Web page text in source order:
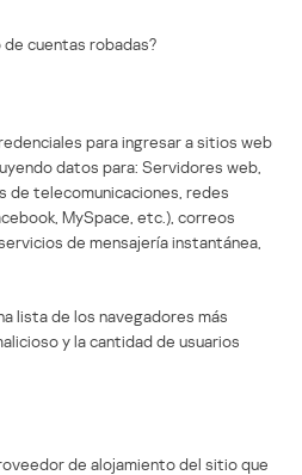
cuentas robadas?
para ingresar a sitios web
datos para: Servidores web,
de telecomunicaciones, redes
MySpace, etc.), correos
de mensajería instantánea,
lista de los navegadores más
y la cantidad de usuarios
de alojamiento del sitio que